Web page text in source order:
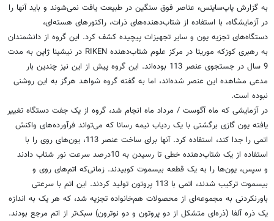
به گزارش پاپ‌ساینس، عناصر فوق سنگین در طبیعت یافت نمی‌شوند و باید آنها را
در آزمایشگاه، با استفاده از شتاب‌دهنده‌های ذرات، راکتورهای هسته‌ای،
دستگاه‌های تجزیه یون و سایر تجهیزات پیچیده کشف کرد. این گروه از دانشمندان
به رهبری کوزکه موریتا در مرکز علوم شتاب‌دهنده RIKEN در نیشینا ژاپن به مدت
9 سال در جستجوی عنصر 113 بوده‌اند. این گروه پیش از این نیز چندین بار
مدعی مشاهده این عنصر شده‌اند، اما به گفته گروه شواهد هرگز به این روشنی
نبوده است.
در آزمایشی که ماه آگوست / مرداد ماه انجام شد، گروه از یک جفت دستگاه تغییر
یافته یون گازی برگشتی با یک ردیاب نیمه رسانا که می‌تواند فرآورده‌های واکنش
اتمی را جدا کند، استفاده کرد. آنها برای ساخت عنصر 113، یون‌های روی را با
استفاده از یک شتاب‌دهنده خطی تا رسیدن به 10درصد سرعت نور شتاب دادند
و سپس، یون‌ها را به یک قطعه بیسموت کوبیدند. زمانی‌که اتم‌های روی و
بیسموت ترکیب شدند، اتمی با 113 پروتون تولید کردند. این اتم با سرعتی
باورنکردنی به مجموعه‌ای از محصولات هم‌خانواده تجزیه شد، که هر یک به اندازه
یک ذره آلفا (ذره‌ای متشکل از دو پروتون و دو نوترون) سبک‌تر از اتم مرجع بودند.